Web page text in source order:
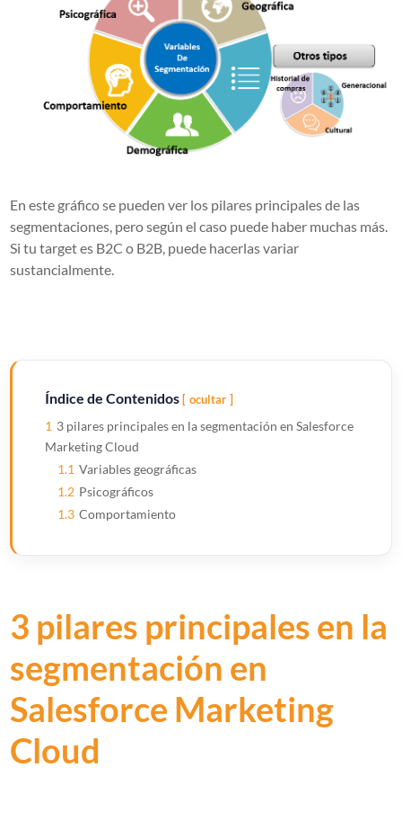
En este gráfico se pueden ver los pilares principales de las
segmentaciones, pero según el caso puede haber muchas más.
Si tu target es B2C o B2B, puede hacerlas variar
sustancialmente.
Índice de Contenidos ocultar
1 3 pilares principales en la segmentación en Salesforce
Marketing Cloud
1.1 Variables geográficas
1.2 Psicográficos
1.3 Comportamiento
3 pilares principales en la
segmentación en
Salesforce Marketing
Cloud